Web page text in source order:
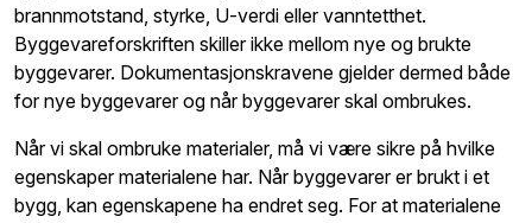
brannmotstand, styrke, U-verdi eller vanntetthet.
Byggevareforskriften skiller ikke mellom nye og brukte
byggevarer. Dokumentasjonskravene gjelder dermed både
for nye byggevarer og når byggevarer skal ombrukes.
Når vi skal ombruke materialer, må vi være sikre på hvilke
egenskaper materialene har. Når byggevarer er brukt i et
bygg, kan egenskapene ha endret seg. For at materialene